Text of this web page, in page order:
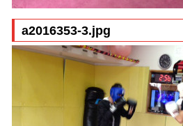
a2016353-3.jpg